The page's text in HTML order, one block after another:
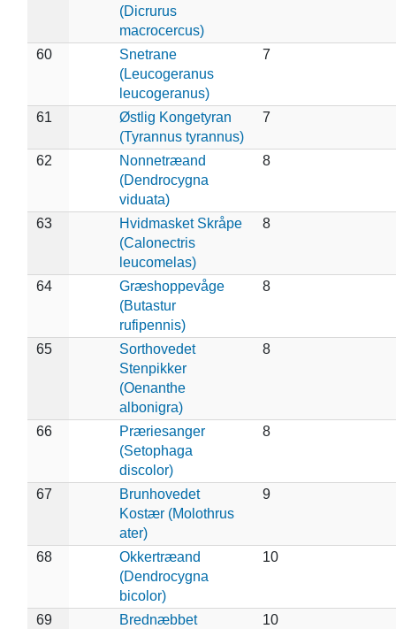
(Dicrurus
macrocercus)
60
Snetrane
(Leucogeranus
leucogeranus)
7
61
Østlig Kongetyran
(Tyrannus tyrannus)
7
62
Nonnetræand
(Dendrocygna
viduata)
8
63
Hvidmasket Skråpe
(Calonectris
leucomelas)
8
64
Græshoppevåge
(Butastur
rufipennis)
8
65
Sorthovedet
Stenpikker
(Oenanthe
albonigra)
8
66
Præriesanger
(Setophaga
discolor)
8
67
Brunhovedet
Kostær (Molothrus
ater)
9
68
Okkertræand
(Dendrocygna
bicolor)
10
69
Brednæbbet
10